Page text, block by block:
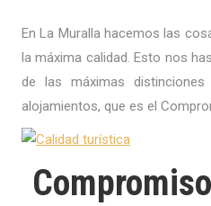
En La Muralla hacemos las
la máxima calidad. Esto nos
de las máximas
alojamientos, que es el